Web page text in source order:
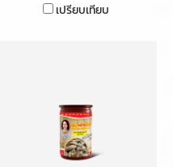
เปรียบเทียบ